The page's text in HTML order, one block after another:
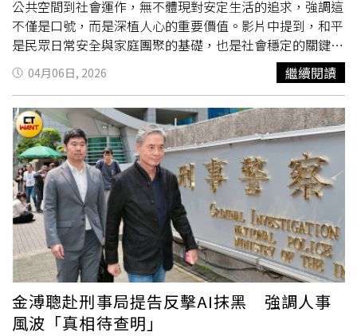
the 4th期間，白宮還曾發布川普化身《曼達洛人》（The
Mandalorian）的AI圖，畫面中川普手持紅色光劍、身旁還
有古古（Grogu）陪伴，引來大量《星際大戰》粉絲吐槽。
因為在《星戰》設定中，紅色光劍象徵反派「西斯」
（Sith），連不少網友都酸，「白宮根本搞不懂自己在致敬
什麼」。如今馬克漢米爾的AI墓碑圖爭議，再度讓美國娛樂
圈、政治對立與暴力言論尺度問題全面浮上檯面，也讓外界
擔憂，美國社會撕裂恐怕仍在持續惡化。
的濃縮鈾。」此外，影片還將日前在伊朗爆發的示威活動，
稱為由川普總統資助的「政變」，並將艾普斯坦檔案與食人
陰謀論相連結，同時描繪以色列總理納坦雅胡（Benjamin
Netanyahu）飲血的畫面，以凸顯其「所犯下的暴行。」對
此，西方網路戰專家表示，這類內容之所以有效，是因為其
技術基礎建立在西方資料之上，使其更容易被西方觀眾接
受。這填補了過去威權國家在跨文化宣傳上的弱點，使其能
直接影響國際輿論。同時，這些影片的製作與發布速度極
快，甚至能在官方訊息發布前搶先塑造輿論方向，顯示資訊
戰已進入「即時化」階段。英國諾丁罕特倫特大學
（Nottingham Trent University）的網路戰專家蒙克博士
（Dr Tine Munk）指出，在YouTube等西方社群平台試圖封
鎖相關帳號的同時，新帳號仍不斷出現，顯示這場資訊戰難
以被完全遏止。她宣稱，這種模式帶來嚴重風險，當資訊來
源不再依賴西方傳統媒體與新聞機構，而是透過去中心化的
迷因快速傳播時，真假難辨的內容模糊了人們對現實的理
解，將更容易引發誤判，甚至升高國際衝突。
公共空間到社會運作，無不體現對安定生活的追求，強調這
不僅是口號，而是深植人心的重要價值。影片中提到，和平
是民眾日常安全與家庭團聚的基礎，也是社會穩定的關鍵依
靠。「不要戰爭，只要和平」不只是期待，更是多數民眾共
同的心聲。國民黨也強調，和平得來不易，可能因輕率挑釁
而迅速失去，但維持和平卻需要長期努力與付出，因此應將
其視為最重要的共同目標，並全力守護。隨著鄭麗文即將訪
中國大陸，國民黨表示，希望透過對話與交流，維持區域穩
定，並再次呼籲社會各界重視和平價值，攜手守護台灣的未
來。
04月06日, 2026 繼續閱讀
金溥聰赴刑事局提告反擊AI抹黑 強調人事
風波「真相待查明」